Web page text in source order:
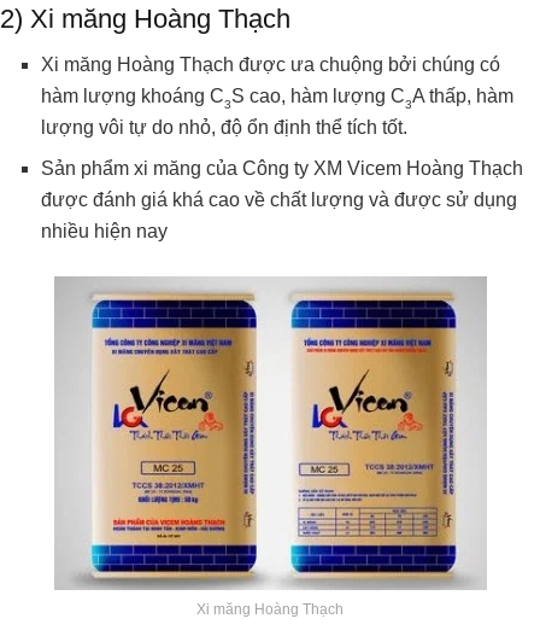
2) Xi măng Hoàng Thạch
Xi măng Hoàng Thạch được ưa chuộng bởi chúng có
hàm lượng khoáng C3S cao, hàm lượng C3A thấp, hàm
lượng vôi tự do nhỏ, độ ổn định thể tích tốt.
Sản phẩm xi măng của Công ty XM Vicem Hoàng Thạch
được đánh giá khá cao về chất lượng và được sử dụng
nhiều hiện nay
Xi măng Hoàng Thạch